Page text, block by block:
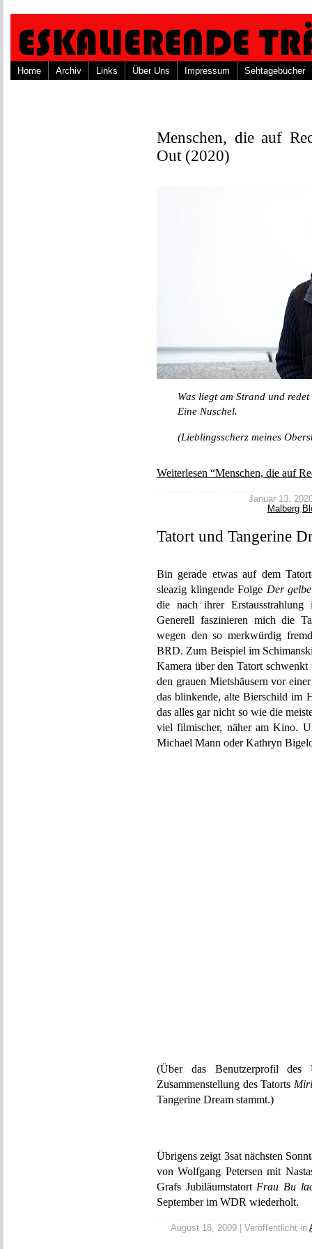
Home Archiv Links Über Uns Impressum Sehtagebücher
Menschen, die auf
Out (2020)
Was liegt am Strand und
Eine Nuschel.
(Lieblingsscherz meines
Weiterlesen “Menschen, die auf
Januar 13,
Malberg,
Tatort und Tangerine
Bin gerade etwas auf dem
sleazig klingende Folge Der
die nach ihrer
Generell faszinieren mich die
wegen den so merkwürdig
BRD. Zum Beispiel im
Kamera über den Tatort
den grauen Mietshäusern vor
das blinkende, alte Bierschild im
das alles gar nicht so wie die
viel filmischer, näher am Kino.
Michael Mann oder Kathryn
(Über das Benutzerprofil
Zusammenstellung des Tatorts
Tangerine Dream stammt.)
Übrigens zeigt 3sat nächsten
von Wolfgang Petersen mit
Grafs Jubiläumstatort Frau Bu
September im WDR wiederholt.
August 18, 2009 | Veröffentlicht in